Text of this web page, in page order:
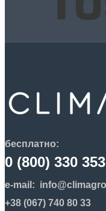
бесплатно:
0 (800) 330 353
e-mail:
+38 (067) 740 80 33